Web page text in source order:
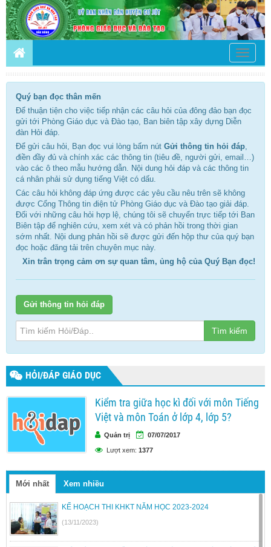
Toggle
Quý bạn đọc thân mến
Để thuận tiện cho việc tiếp nhận các câu hỏi của đông đảo bạn đọc
gửi tới Phòng Giáo dục và Đào tạo, Ban biên tập xây dựng Diễn
đàn Hỏi đáp.
Để gửi câu hỏi, Bạn đọc vui lòng bấm nút Gửi thông tin hỏi đáp
điền đầy đủ và chính xác các thông tin (tiêu đề, người gửi, email…)
vào các ô theo mẫu hướng dẫn. Nội dung hỏi đáp và các thông tin
cá nhân phải sử dụng tiếng Việt có dấu.
Các câu hỏi không đáp ứng được các yêu cầu nêu trên sẽ không
được Cổng Thông tin điện tử Phòng Giáo dục và Đào tạo giải đáp.
Đối với những câu hỏi hợp lệ, chúng tôi sẽ chuyển trực tiếp tới Ban
Biên tập để nghiên cứu, xem xét và có phản hồi trong thời gian
sớm nhất. Nội dung phản hồi sẽ được gửi đến hộp thư của quý bạn
đọc hoặc đăng tải trên chuyên mục này.
Xin trân trọng cảm ơn sự quan tâm, ủng hộ của Quý Bạn đọc!
Gửi thông tin hỏi đáp
Tìm kiếm
HỎI/ĐÁP GIÁO DỤC
Kiểm tra giữa học kì đối với môn Tiếng
Việt và môn Toán ở lớp 4, lớp 5?
Quản trị 07/07/2017
Lượt xem: 1377
Mới nhất Xem nhiều
KẾ HOẠCH THI KHKT NĂM HỌC 2023-2024
(13/11/2023)